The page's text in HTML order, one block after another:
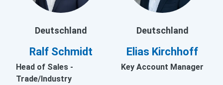
Deutschland
Ralf Schmidt
Head of Sales -
Trade/Industry
Deutschland
Elias Kirchhoff
Key Account Manager